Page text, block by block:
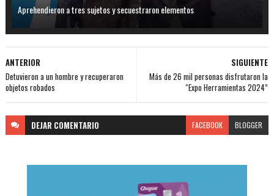
Aprehendieron a tres sujetos y secuestraron elementos
SIGUIENTE
Más de 26 mil personas disfrutaron la
“Expo Herramientas 2024”
ANTERIOR
Detuvieron a un hombre y recuperaron
objetos robados
DEJAR COMENTARIO FACEBOOK BLOGGER